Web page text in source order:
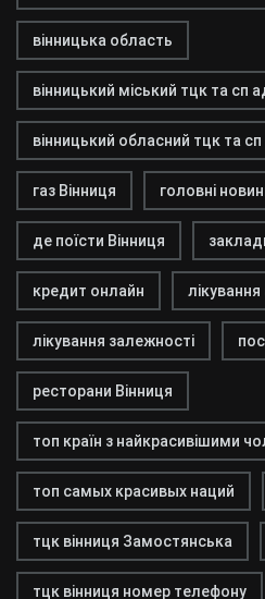
вінницька область
вінницький міський тцк та сп
вінницький обласний тцк та сп
газ Вінниця головні
де поїсти Вінниця
кредит онлайн
лікування залежності
ресторани Вінниця
топ країн з найкрасивішими
топ самых красивых наций
тцк вінниця Замостянська
тцк вінниця номер телефону